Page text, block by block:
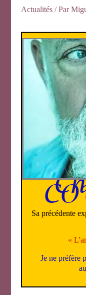
Actualités / Par
Sa précédente
«
Je ne préfère